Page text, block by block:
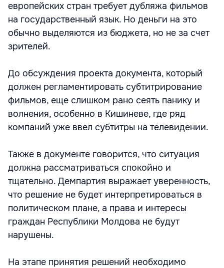
европейских стран требует дубляжа фильмов
на государственный язык. Но деньги на это
обычно выделяются из бюджета, но не за счет
зрителей.
До обсуждения проекта документа, который
должен регламентировать субтитрирование
фильмов, еще слишком рано сеять панику и
волнения, особенно в Кишиневе, где ряд
компаний уже ввел субтитры на телевидении.
Также в документе говорится, что ситуация
должна рассматриваться спокойно и
тщательно. Демпартия выражает уверенность,
что решение не будет интерпретироваться в
политическом плане, а права и интересы
граждан Республики Молдова не будут
нарушены.
На этапе принятия решений необходимо